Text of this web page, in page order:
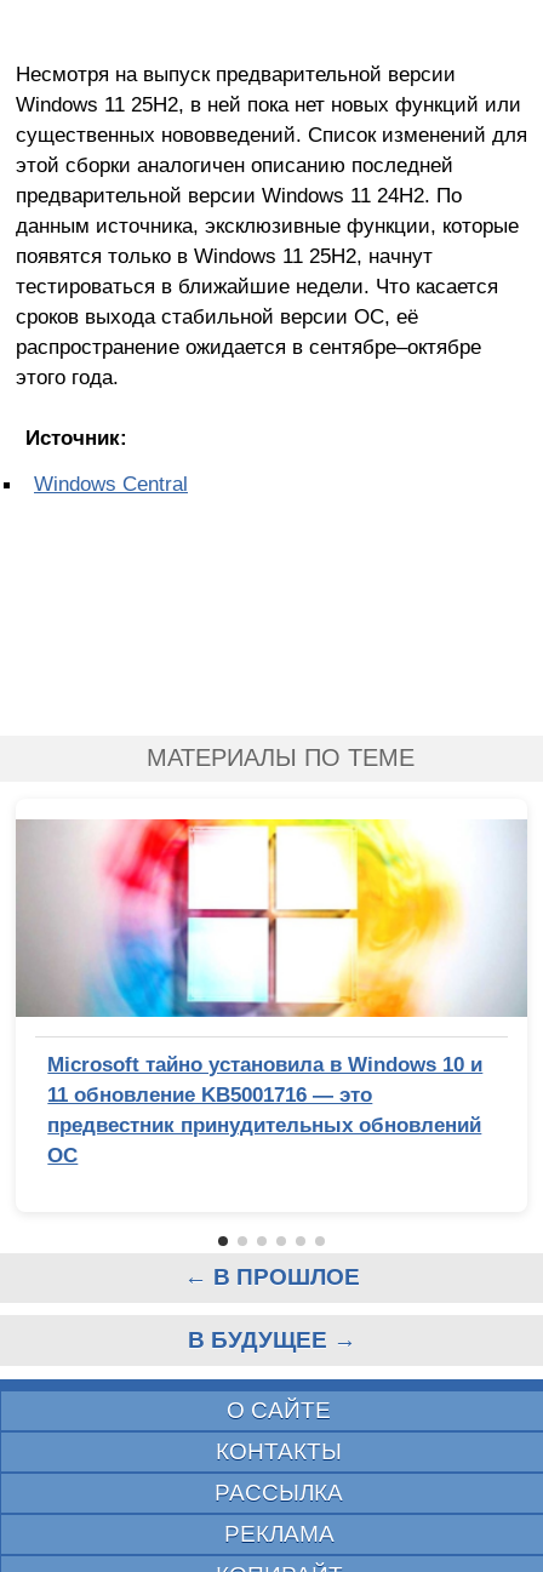
Несмотря на выпуск предварительной версии
Windows 11 25H2, в ней пока нет новых функций или
существенных нововведений. Список изменений для
этой сборки аналогичен описанию последней
предварительной версии Windows 11 24H2. По
данным источника, эксклюзивные функции, которые
появятся только в Windows 11 25H2, начнут
тестироваться в ближайшие недели. Что касается
сроков выхода стабильной версии ОС, её
распространение ожидается в сентябре–октябре
этого года.
Источник:
Windows Central
МАТЕРИАЛЫ ПО ТЕМЕ
Microsoft тайно установила в Windows 10 и
11 обновление KB5001716 — это
предвестник принудительных обновлений
ОС
← В ПРОШЛОЕ
В БУДУЩЕЕ →
О САЙТЕ
КОНТАКТЫ
РАССЫЛКА
РЕКЛАМА